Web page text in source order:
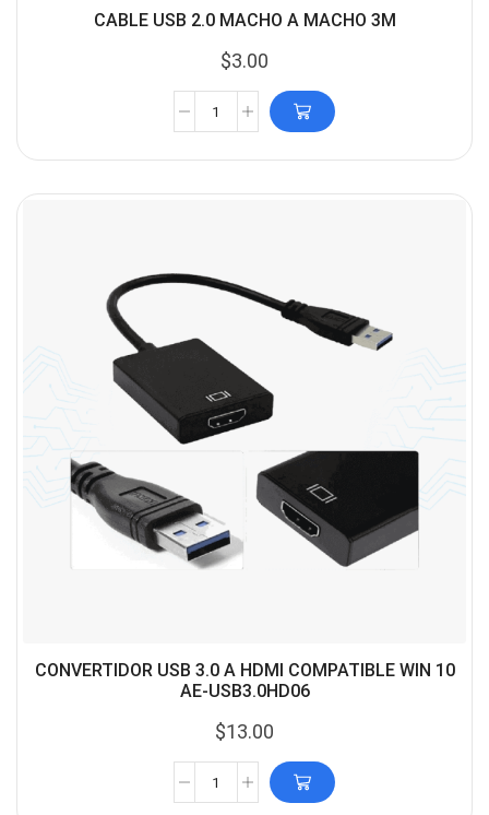
CABLE USB 2.0 MACHO A MACHO 3M
$3.00
CONVERTIDOR USB 3.0 A HDMI COMPATIBLE WIN 10
AE-USB3.0HD06
$13.00